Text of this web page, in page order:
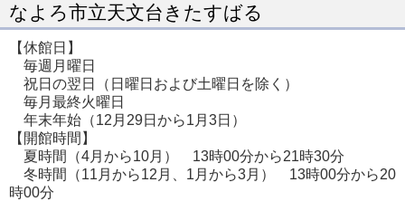
なよろ市立天文台きたすばる
【休館日】
毎週月曜日
祝日の翌日（日曜日および土曜日を除く）
毎月最終火曜日
年末年始（12月29日から1月3日）
【開館時間】
夏時間（4月から10月） 13時00分から21時30分
冬時間（11月から12月、1月から3月） 13時00分から20
時00分